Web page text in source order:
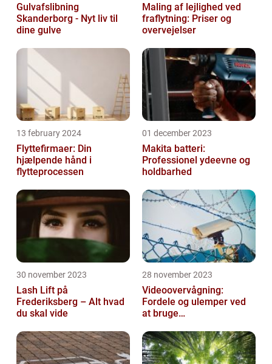
Gulvafslibning
Skanderborg - Nyt liv til
dine gulve
Maling af lejlighed ved
fraflytning: Priser og
overvejelser
13 february 2024
Flyttefirmaer: Din
hjælpende hånd i
flytteprocessen
01 december 2023
Makita batteri:
Professionel ydeevne og
holdbarhed
30 november 2023
Lash Lift på
Frederiksberg – Alt hvad
du skal vide
28 november 2023
Videoovervågning:
Fordele og ulemper ved
at bruge